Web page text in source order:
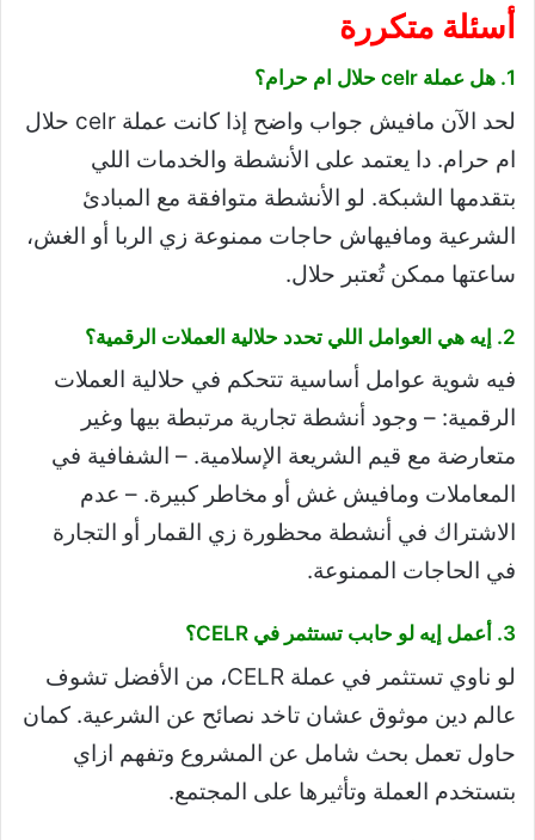
أسئلة متكررة
1. هل عملة celr حلال ام حرام؟
لحد الآن مافيش جواب واضح إذا كانت عملة celr حلال
ام حرام. دا يعتمد على الأنشطة والخدمات اللي
بتقدمها الشبكة. لو الأنشطة متوافقة مع المبادئ
الشرعية ومافيهاش حاجات ممنوعة زي الربا أو الغش،
ساعتها ممكن تُعتبر حلال.
2. إيه هي العوامل اللي تحدد حلالية العملات الرقمية؟
فيه شوية عوامل أساسية تتحكم في حلالية العملات
الرقمية: – وجود أنشطة تجارية مرتبطة بيها وغير
متعارضة مع قيم الشريعة الإسلامية. – الشفافية في
المعاملات ومافيش غش أو مخاطر كبيرة. – عدم
الاشتراك في أنشطة محظورة زي القمار أو التجارة
في الحاجات الممنوعة.
3. أعمل إيه لو حابب تستثمر في CELR؟
لو ناوي تستثمر في عملة CELR، من الأفضل تشوف
عالم دين موثوق عشان تاخد نصائح عن الشرعية. كمان
حاول تعمل بحث شامل عن المشروع وتفهم ازاي
بتستخدم العملة وتأثيرها على المجتمع.